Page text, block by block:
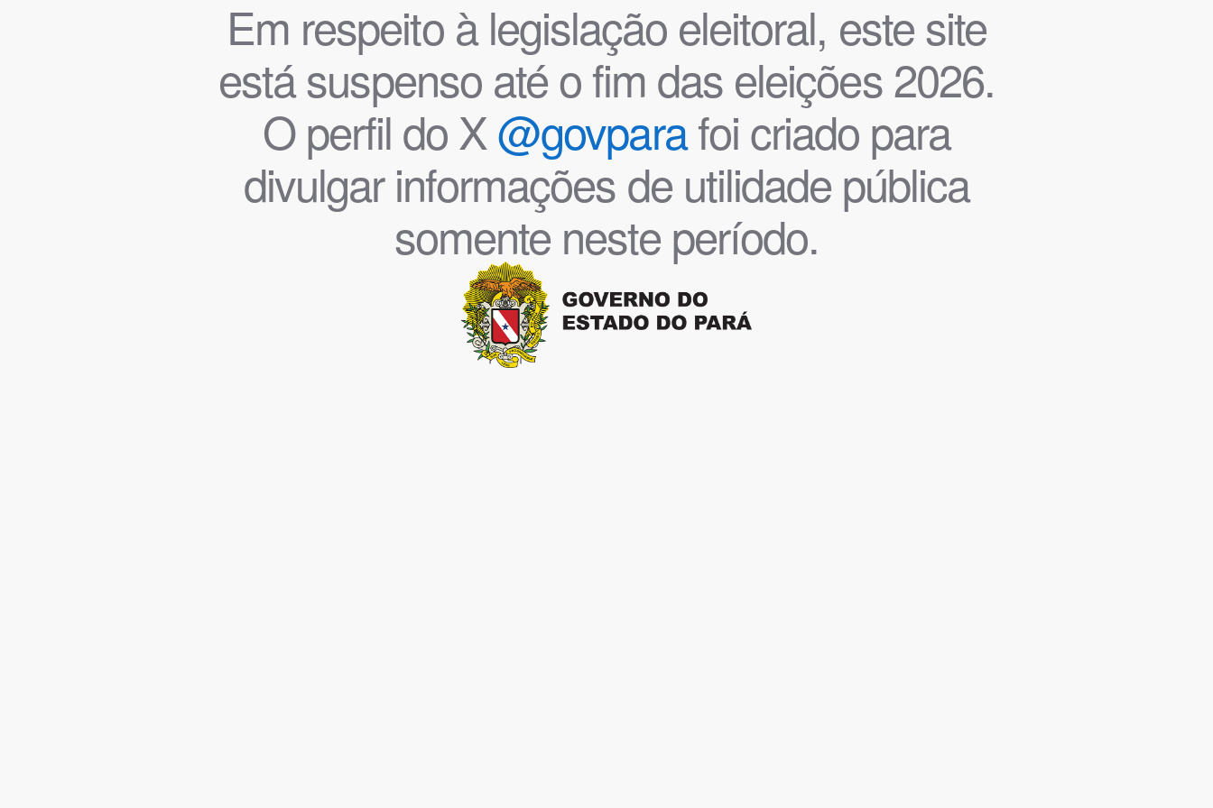
Em respeito à legislação eleitoral, este site
está suspenso até o fim das eleições 2026.
O perfil do X@govparafoi criado para
divulgar informações de utilidade pública
somente neste período.